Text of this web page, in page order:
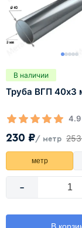
В наличии
Труба ВГП 40х3
4.9
230 ₽/ метр
метр
-